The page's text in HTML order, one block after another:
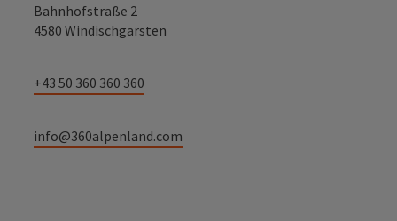
Bahnhofstraße 2
4580 Windischgarsten
+43 50 360 360 360
info@360alpenland.com